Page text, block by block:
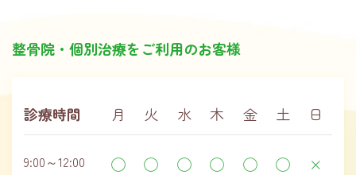
整骨院・個別治療をご利用のお客様
診療時間 月 火 水 木 金 土 日
9:00～12:00 ◯ ◯ ◯ ◯ ◯ ◯ ×